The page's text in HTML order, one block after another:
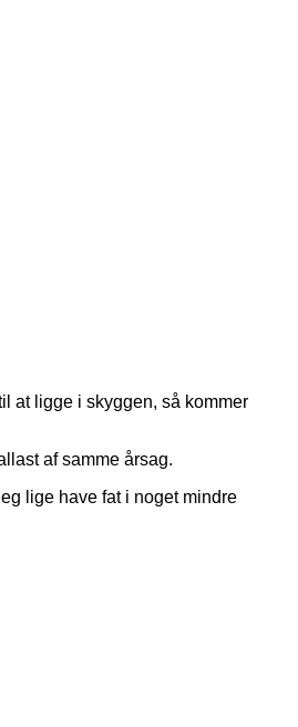
at ligge i skyggen, så kommer
af samme årsag.
lige have fat i noget mindre